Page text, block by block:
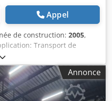
Appel
de construction: 2005,
Transport de
très bon État optique: très
Annonce